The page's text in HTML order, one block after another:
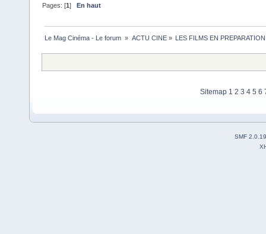
Pages: [1] En haut
Le Mag Cinéma - Le forum » ACTU CINE» LES FILMS EN PREPARATION
Sitemap 1 2 3 4 5 6
SMF 2.0.19